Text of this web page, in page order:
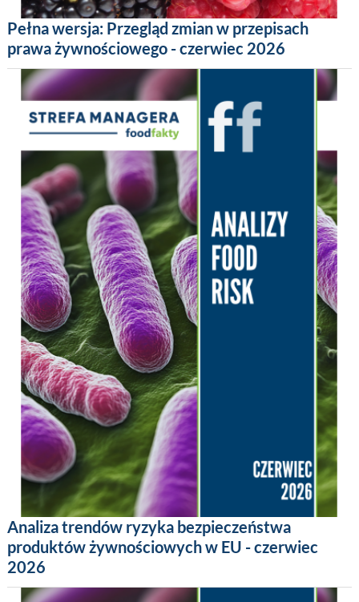
Pełna wersja: Przegląd zmian w przepisach
prawa żywnościowego - czerwiec 2026
Analiza trendów ryzyka bezpieczeństwa
produktów żywnościowych w EU - czerwiec
2026